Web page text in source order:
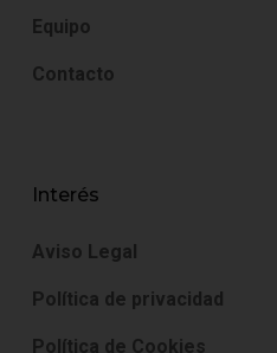
Equipo
Contacto
Interés
Aviso Legal
Política de privacidad
Política de Cookies